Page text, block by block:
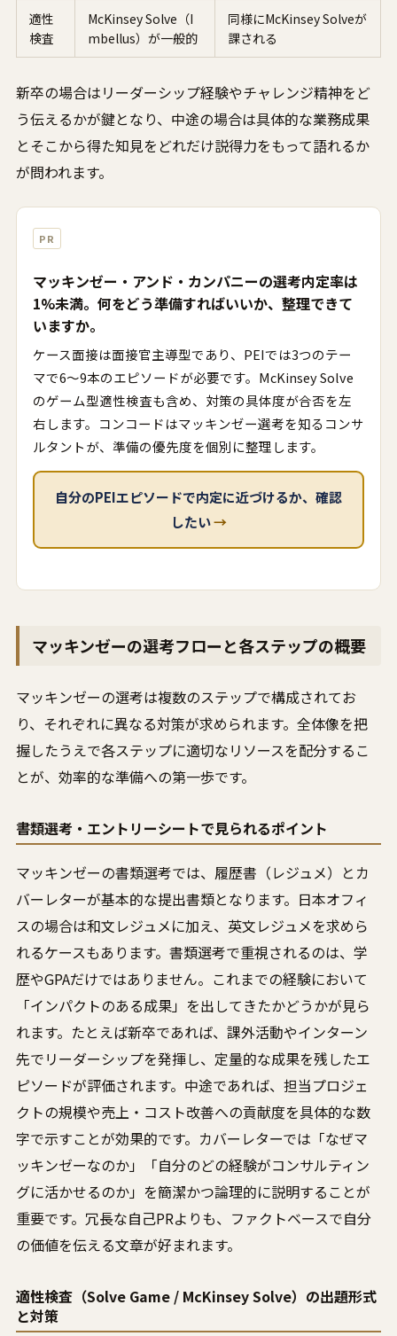
適性
検査
McKinsey Solve（I
mbellus）が一般的
同様にMcKinsey Solveが
課される
新卒の場合はリーダーシップ経験やチャレンジ精神をど
う伝えるかが鍵となり、中途の場合は具体的な業務成果
とそこから得た知見をどれだけ説得力をもって語れるか
が問われます。
PR
マッキンゼー・アンド・カンパニーの選考内定率は
1%未満。何をどう準備すればいいか、整理できて
いますか。
ケース面接は面接官主導型であり、PEIでは3つのテー
マで6〜9本のエピソードが必要です。McKinsey Solve
のゲーム型適性検査も含め、対策の具体度が合否を左
右します。コンコードはマッキンゼー選考を知るコンサ
ルタントが、準備の優先度を個別に整理します。
自分のPEIエピソードで内定に近づけるか、確認
したい→
マッキンゼーの選考フローと各ステップの概要
マッキンゼーの選考は複数のステップで構成されてお
り、それぞれに異なる対策が求められます。全体像を把
握したうえで各ステップに適切なリソースを配分するこ
とが、効率的な準備への第一歩です。
書類選考・エントリーシートで見られるポイント
マッキンゼーの書類選考では、履歴書（レジュメ）とカ
バーレターが基本的な提出書類となります。日本オフィ
スの場合は和文レジュメに加え、英文レジュメを求めら
れるケースもあります。書類選考で重視されるのは、学
歴やGPAだけではありません。これまでの経験において
「インパクトのある成果」を出してきたかどうかが見ら
れます。たとえば新卒であれば、課外活動やインターン
先でリーダーシップを発揮し、定量的な成果を残したエ
ピソードが評価されます。中途であれば、担当プロジェ
クトの規模や売上・コスト改善への貢献度を具体的な数
字で示すことが効果的です。カバーレターでは「なぜマ
ッキンゼーなのか」「自分のどの経験がコンサルティン
グに活かせるのか」を簡潔かつ論理的に説明することが
重要です。冗長な自己PRよりも、ファクトベースで自分
の価値を伝える文章が好まれます。
適性検査（Solve Game / McKinsey Solve）の出題形式
と対策